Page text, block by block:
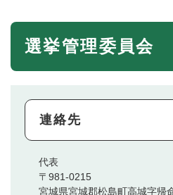
選挙管理委員会
連絡先
代表
〒981-0215
宮城県宮城郡松島町高城字帰